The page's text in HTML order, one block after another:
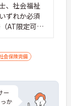
、社会福祉
ずれか必須
AT限定可）
会保険完備
ー
か